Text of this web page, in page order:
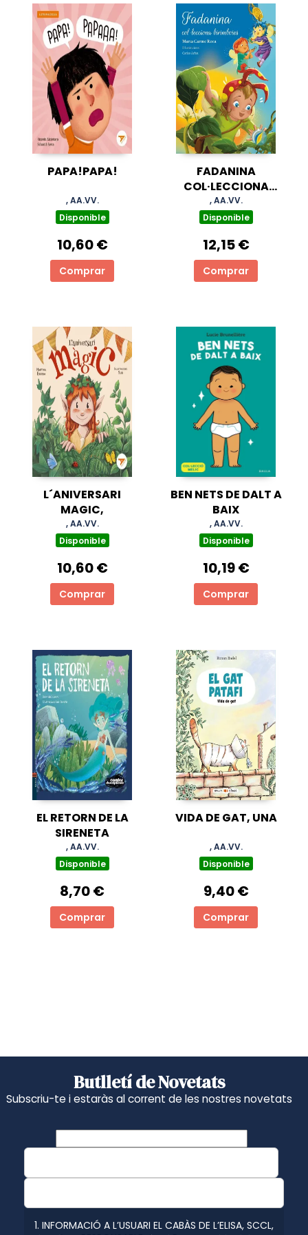
PAPA!PAPA!
, AA.VV.
Disponible
10,60 €
Comprar
FADANINA
COL·LECCIONA
BIRIMBOIES
, AA.VV.
Disponible
12,15 €
Comprar
L´ANIVERSARI
MAGIC,
, AA.VV.
Disponible
10,60 €
Comprar
BEN NETS DE DALT A
BAIX
, AA.VV.
Disponible
10,19 €
Comprar
EL RETORN DE LA
SIRENETA
, AA.VV.
Disponible
8,70 €
Comprar
VIDA DE GAT, UNA
, AA.VV.
Disponible
9,40 €
Comprar
Butlletí de Novetats
Subscriu-te i estaràs al corrent de les nostres novetats
1. INFORMACIÓ A L’USUARI EL CABÀS DE L’ELISA, SCCL,